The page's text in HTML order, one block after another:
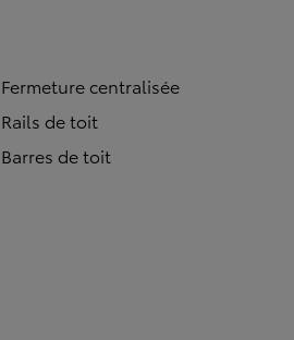
Fermeture centralisée
Rails de toit
Barres de toit